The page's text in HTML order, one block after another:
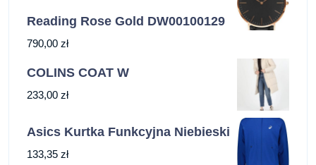
Reading Rose Gold DW00100129
790,00 zł
COLINS COAT W
233,00 zł
Asics Kurtka Funkcyjna Niebieski
133,35 zł